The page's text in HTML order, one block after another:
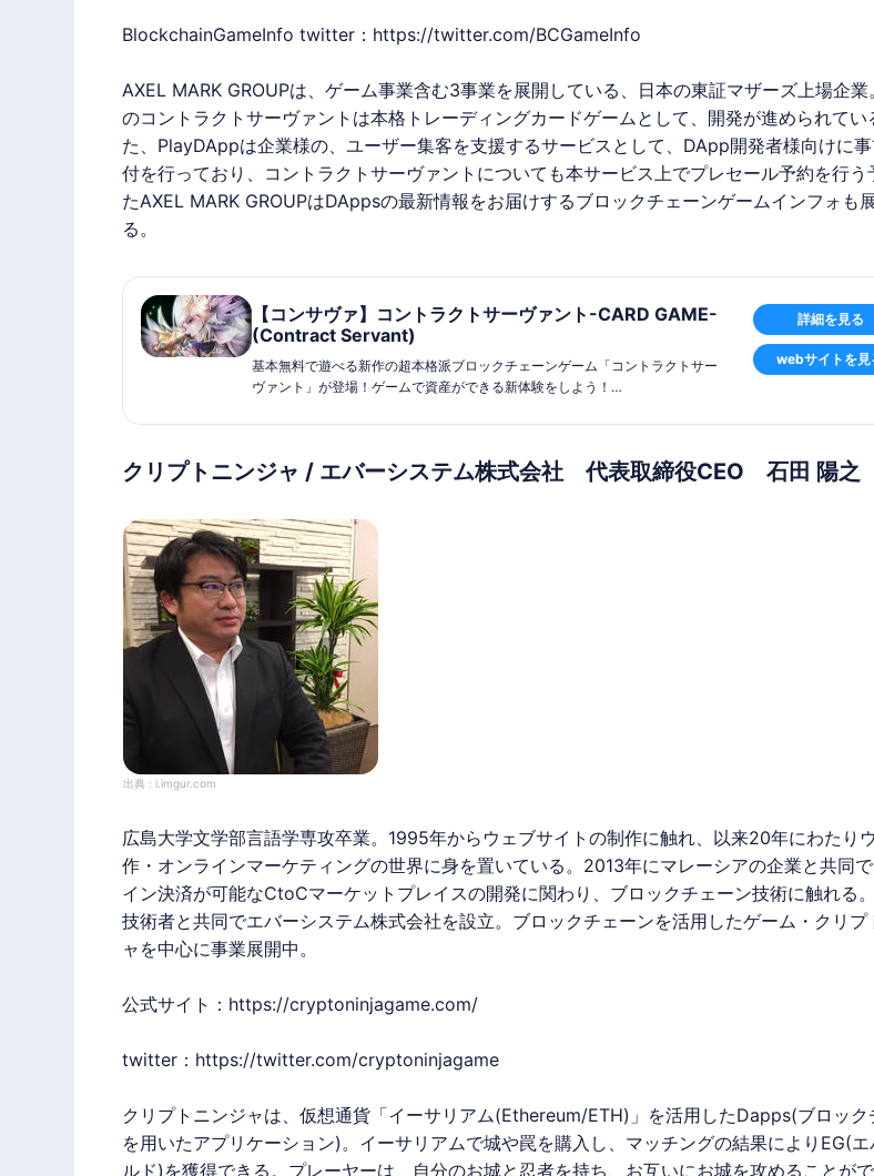
BlockchainGameInfo twitter： https://twitter.com/BCGameInfo
AXEL MARK GROUPは、ゲーム事業含む3事業を展開している、日本の東証マザーズ上場企業
のコントラクトサーヴァントは本格トレーディングカードゲームとして、開発が進められてい
た、PlayDAppは企業様の、ユーザー集客を支援するサービスとして、DApp開発者様向けに
付を行っており、コントラクトサーヴァントについても本サービス上でプレセール予約を行う
たAXEL MARK GROUPはDAppsの最新情報をお届けするブロックチェーンゲームインフォも
る。
【コンサヴァ】コントラクトサーヴァント-CARD GAME-
(Contract Servant)
基本無料で遊べる新作の超本格派ブロックチェーンゲーム「コントラクトサー
ヴァント」が登場！ゲームで資産ができる新体験をしよう！
◆ゲーム紹介◆
ームです。
またトークンサーヴァントは例え同じ絵柄のサーヴァントでも一つとして同じ
パラメーターの個体は存在しません。
毎週月曜日から開催されているリーグバトルで世界中のプレイヤーと順位を競
い合い、一週間の開催期間を経て、
トークンサーヴァントや豪華アイテムなど魅力的な報酬を獲得しよう！！
▼ゲームプレイで資産を作ろう！
リーグ報酬などで獲得したトークンサーヴァントは、NFT（非代替性のトーク
ン）として、自分の資産になります。
獲得したトークンサーヴァントはマーケット機能でのユーザー間取引により暗
号資産のイーサリアム（ETH）と交換することも可能です！
詳細を見る
webサイトを見
クリプトニンジャ / エバーシステム株式会社 代表取締役CEO 石田 陽之
出典 : i.imgur.com
広島大学文学部言語学専攻卒業。1995年からウェブサイトの制作に触れ、以来20年にわたり
作・オンラインマーケティングの世界に身を置いている。2013年にマレーシアの企業と共同
イン決済が可能なCtoCマーケットプレイスの開発に関わり、ブロックチェーン技術に触れる
技術者と共同でエバーシステム株式会社を設立。ブロックチェーンを活用したゲーム・ クリプ
ャ を中心に事業展開中。
公式サイト： https://cryptoninjagame.com/
twitter： https://twitter.com/cryptoninjagame
クリプトニンジャは、仮想通貨「イーサリアム(Ethereum/ETH)」を活用したDapps(ブロック
を用いたアプリケーション)。イーサリアムで城や罠を購入し、マッチングの結果によりEG(エ
ルド)を獲得できる。プレーヤーは、自分のお城と忍者を持ち、お互いにお城を攻めることがで